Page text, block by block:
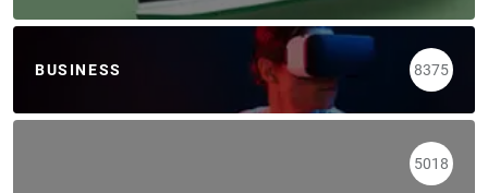
BUSINESS 8375
5018